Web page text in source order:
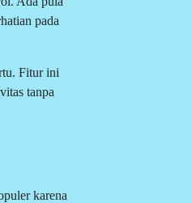
pada
Fitur ini
tanpa
karena